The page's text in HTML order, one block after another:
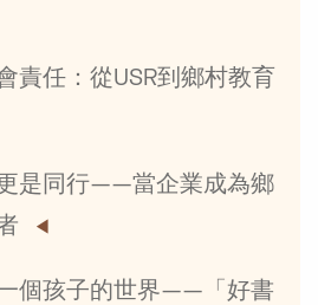
責任：從USR到鄉村教育
是同行——當企業成為鄉
個孩子的世界——「好書